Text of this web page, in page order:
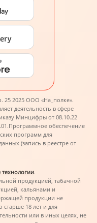
25 2025 ООО «На_полке».
деятельность в сфере
Минцифры от 08.10.22
Программное обеспечение
программ для
(запись в реестре от
.
продукцией, табачной
кальянами и
продукции не
старше 18 лет и для
или в иных целях, не